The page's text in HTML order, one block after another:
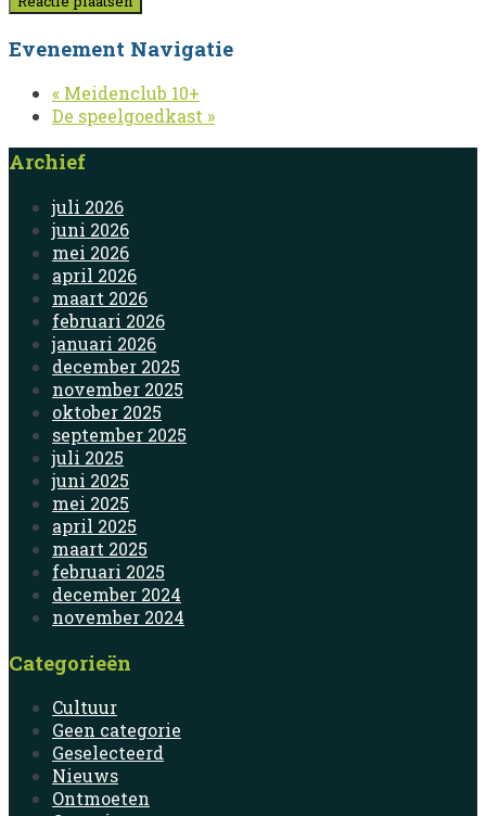
Evenement Navigatie
« Meidenclub 10+
De speelgoedkast »
Archief
juli 2026
juni 2026
mei 2026
april 2026
maart 2026
februari 2026
januari 2026
december 2025
november 2025
oktober 2025
september 2025
juli 2025
juni 2025
mei 2025
april 2025
maart 2025
februari 2025
december 2024
november 2024
Categorieën
Cultuur
Geen categorie
Geselecteerd
Nieuws
Ontmoeten